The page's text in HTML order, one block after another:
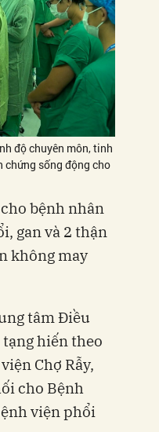
độ chuyên môn, tinh
chứng sống động cho
bệnh nhân
gan và 2 thận
không may
tâm Điều
hiến theo
Chợ Rẫy,
cho Bệnh
viện phổi